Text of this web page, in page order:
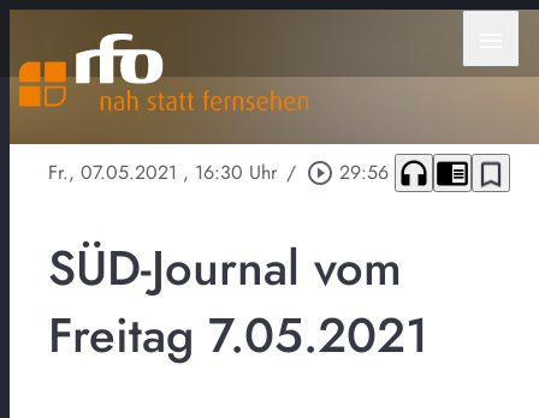
Fr., 07.05.2021 , 16:30 Uhr / play_circle_outline 29:56 headphones chrome_reader_mode bookmark_border
SÜD-Journal vom
Freitag 7.05.2021